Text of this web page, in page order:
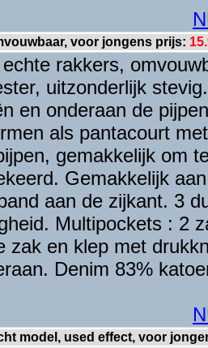
voor jongens prijs:
rakkers,
uitzonderlijk
en onderaan de
als pantacourt
gemakkelijk om
Gemakkelijk
aan de zijkant. 3
Multipockets : 2
zak en klep met
Denim 83%
model, used effect, voor